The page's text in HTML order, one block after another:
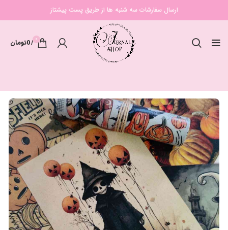
ارسال سفارشات سه شنبه ها از طریق پست پیشتاز
0
/
0تومان